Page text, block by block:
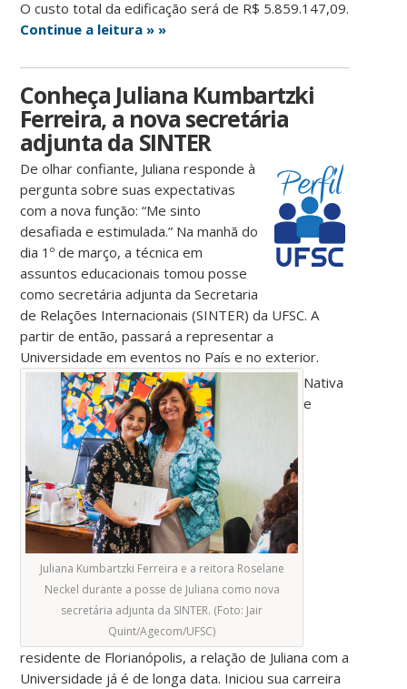
O custo total da edificação será de R$ 5.859.147,09.
Continue a leitura » »
Conheça Juliana Kumbartzki
Ferreira, a nova secretária
adjunta da SINTER
De olhar confiante, Juliana responde à
pergunta sobre suas expectativas
com a nova função: “Me sinto
desafiada e estimulada.” Na manhã do
dia 1º de março, a técnica em
assuntos educacionais tomou posse
como secretária adjunta da Secretaria
de Relações Internacionais (SINTER) da UFSC. A
partir de então, passará a representar a
Universidade em eventos no País e no exterior.
Juliana Kumbartzki Ferreira e a reitora Roselane
Neckel durante a posse de Juliana como nova
secretária adjunta da SINTER. (Foto: Jair
Quint/Agecom/UFSC)
Nativa
e
residente de Florianópolis, a relação de Juliana com a
Universidade já é de longa data. Iniciou sua carreira